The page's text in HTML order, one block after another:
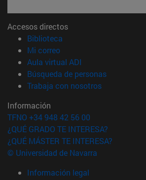
Accesos directos
Biblioteca
Mi correo(abre en nueva ventana)
Aula virtual ADI
Búsqueda de personas(abre en
Trabaja con nosotros(abre en
Información
TFNO +34 948 42 56 00
¿QUÉ GRADO TE INTERESA?
¿QUÉ MÁSTER TE INTERESA?
© Universidad de Navarra
Información legal